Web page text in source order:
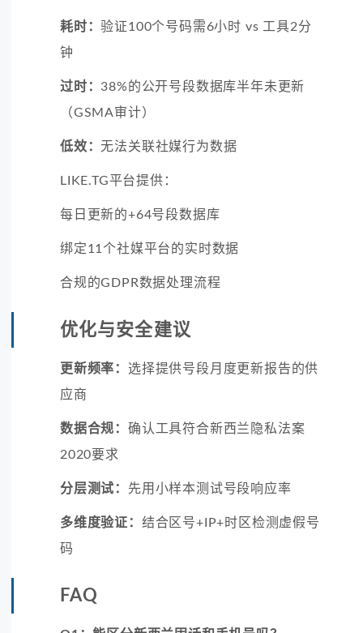
耗时：验证100个号码需6小时 vs 工具2分
钟
过时： 38%的公开号段数据库半年未更新
（GSMA审计）
低效：无法关联社媒行为数据
LIKE.TG平台提供：
每日更新的+64号段数据库
绑定11个社媒平台的实时数据
合规的GDPR数据处理流程
优化与安全建议
更新频率： 选择提供号段月度更新报告的供
应商
数据合规： 确认工具符合新西兰隐私法案
2020要求
分层测试： 先用小样本测试号段响应率
多维度验证： 结合区号+IP+时区检测虚假号
码
FAQ